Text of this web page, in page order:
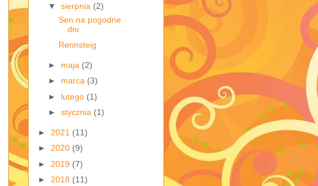
▼ sierpnia (2)
Sen na pogodne
dni
Rennsteig
► maja (2)
► marca (3)
► lutego (1)
► stycznia (1)
► 2021 (11)
► 2020 (9)
► 2019 (7)
► 2018 (11)